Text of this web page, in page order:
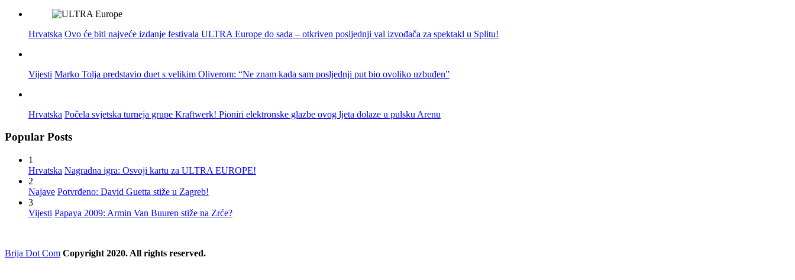
Hrvatska Ovo će biti najveće izdanje festivala ULTRA Europe do sada – otkriven posljednji val izvođača za spektakl u Splitu!
Vijesti Marko Tolja predstavio duet s velikim Oliverom: “Ne znam kada sam posljednji put bio ovoliko uzbuđen”
Hrvatska Počela svjetska turneja grupe Kraftwerk! Pioniri elektronske glazbe ovog ljeta dolaze u pulsku Arenu
Popular Posts
1
Hrvatska Nagradna igra: Osvoji kartu za ULTRA EUROPE!
2
Najave Potvrđeno: David Guetta stiže u Zagreb!
3
Vijesti Papaya 2009: Armin Van Buuren stiže na Zrće?
Brija Dot Com Copyright 2020. All rights reserved.